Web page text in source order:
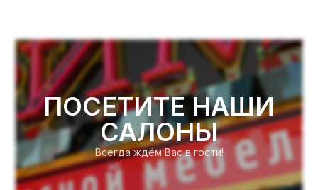
ПОСЕТИТЕ НАШИ
САЛОНЫ
Всегда ждём Вас в гости!